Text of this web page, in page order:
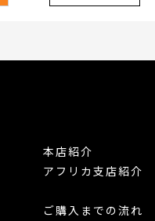
本店紹介
アフリカ支店紹介
ご購入までの流れ